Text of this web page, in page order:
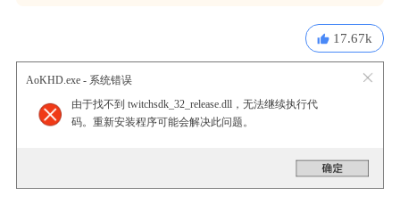
17.67k
AoKHD.exe - 系统错误
由于找不到 twitchsdk_32_release.dll，无法继续执行代
码。重新安装程序可能会解决此问题。